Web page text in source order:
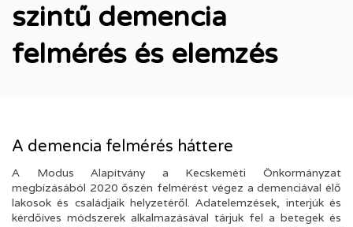
szintű demencia
felmérés és elemzés
A demencia felmérés háttere
A Modus Alapítvány a Kecskeméti Önkormányzat
megbízásából 2020 őszén felmérést végez a demenciával élő
lakosok és családjaik helyzetéről. Adatelemzések, interjúk és
kérdőíves módszerek alkalmazásával tárjuk fel a betegek és